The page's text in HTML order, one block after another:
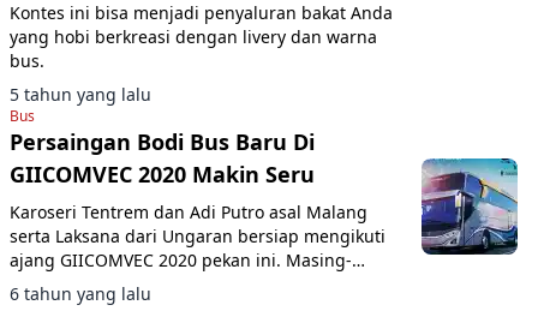
Kontes ini bisa menjadi penyaluran bakat Anda
yang hobi berkreasi dengan livery dan warna
bus.
5 tahun yang lalu
Bus
Persaingan Bodi Bus Baru Di
GIICOMVEC 2020 Makin Seru
Karoseri Tentrem dan Adi Putro asal Malang
serta Laksana dari Ungaran bersiap mengikuti
ajang GIICOMVEC 2020 pekan ini. Masing-
masing menyiapkan senjata andalannya.
6 tahun yang lalu